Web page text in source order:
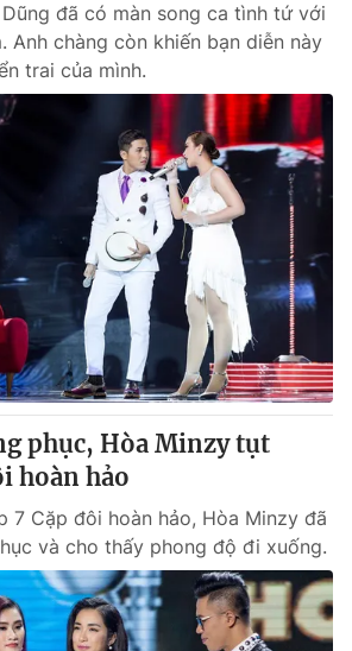
đã có màn song ca tình tứ với
Anh chàng còn khiến bạn diễn này
trai của mình.
phục, Hòa Minzy tụt
hoàn hảo
7 Cặp đôi hoàn hảo, Hòa Minzy đã
và cho thấy phong độ đi xuống.